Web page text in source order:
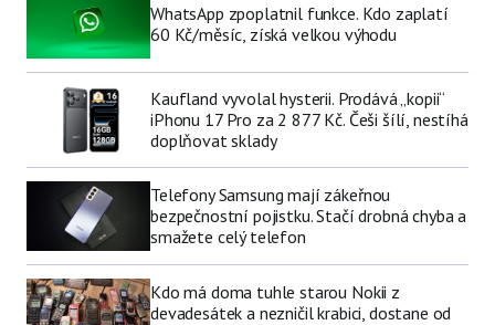
WhatsApp zpoplatnil funkce. Kdo zaplatí
60 Kč/měsíc, získá velkou výhodu
Kaufland vyvolal hysterii. Prodává „kopii“
iPhonu 17 Pro za 2 877 Kč. Češi šílí, nestíhá
doplňovat sklady
Telefony Samsung mají zákeřnou
bezpečnostní pojistku. Stačí drobná chyba a
smažete celý telefon
Kdo má doma tuhle starou Nokii z
devadesátek a nezničil krabici, dostane od